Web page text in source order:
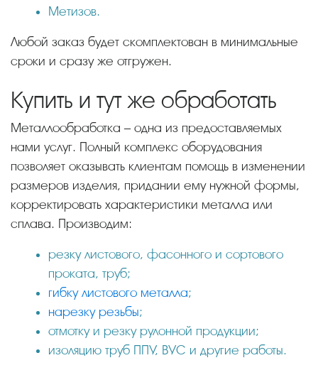
Метизов.
Любой заказ будет скомплектован в минимальные
сроки и сразу же отгружен.
Купить и тут же обработать
Металлообработка – одна из предоставляемых
нами услуг. Полный комплекс оборудования
позволяет оказывать клиентам помощь в изменении
размеров изделия, придании ему нужной формы,
корректировать характеристики металла или
сплава. Производим:
резку листового, фасонного и сортового
проката, труб;
гибку листового металла;
нарезку резьбы;
отмотку и резку рулонной продукции;
изоляцию труб ППУ, ВУС и другие работы.